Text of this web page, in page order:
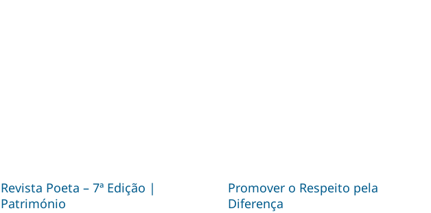
Revista Poeta – 7ª Edição |
Património
Promover o Respeito pela
Diferença